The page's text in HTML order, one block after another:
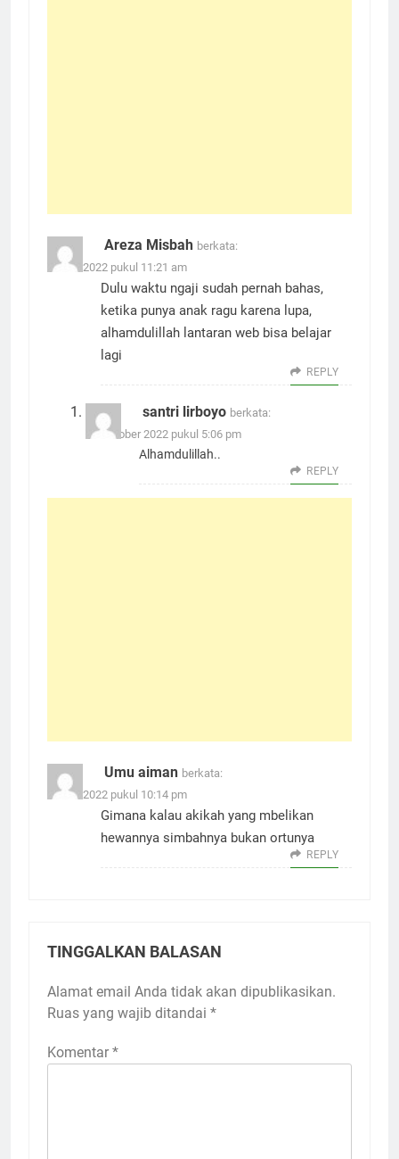
Areza Misbah berkata:
11 Juli 2022 pukul 11:21 am
Dulu waktu ngaji sudah pernah bahas,
ketika punya anak ragu karena lupa,
alhamdulillah lantaran web bisa belajar
lagi
REPLY
santri lirboyo berkata:
26 Oktober 2022 pukul 5:06 pm
Alhamdulillah..
REPLY
Umu aiman berkata:
18 Juli 2022 pukul 10:14 pm
Gimana kalau akikah yang mbelikan
hewannya simbahnya bukan ortunya
REPLY
TINGGALKAN BALASAN
Alamat email Anda tidak akan dipublikasikan.
Ruas yang wajib ditandai *
Komentar *